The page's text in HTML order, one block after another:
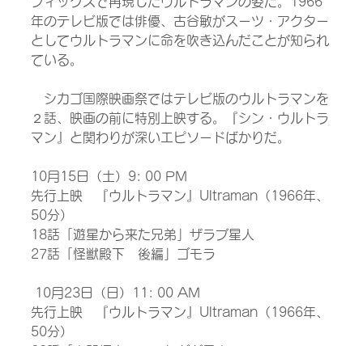
年のテレビ版では俳優、古谷敏がスーツ・アクター
としてウルトラマンに命を吹き込んだことが知られ
ている。
シカゴ国際映画祭ではテレビ版のウルトラマンを
２話、映画の前に特別上映する。『シン・ウルトラ
マン』と関わりが深いエピソードばかりだ。
10月15日（土）9: 00 PM
先行上映　『ウルトラマン』Ultraman（1966年、
50分）
18話「遊星から来た兄弟」ザラブ星人
27話「怪獣殿下　後編」ゴモラ
10月23日（日）11: 00 AM
先行上映　『ウルトラマン』Ultraman（1966年、
50分）